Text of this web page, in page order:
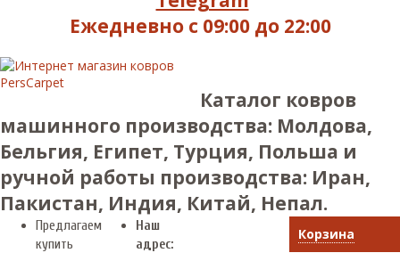
Ежедневно с 09:00 до 22:00
Каталог ковров
машинного производства: Молдова,
Бельгия, Египет, Турция, Польша и
ручной работы производства: Иран,
Пакистан, Индия, Китай, Непал.
Предлагаем
купить
Наш
адрес:
Корзина